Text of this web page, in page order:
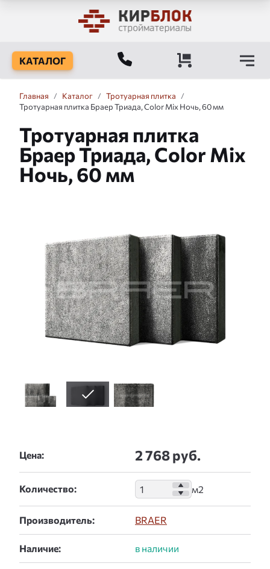
КАТАЛОГ
Главная / Каталог / Тротуарная плитка
/
Тротуарная плитка Браер Триада, Color Mix Ночь, 60 мм
Тротуарная плитка
Браер Триада, Color Mix
Ночь, 60 мм
Цена: 2 768 руб.
Количество:
Производитель: BRAER
Наличие: